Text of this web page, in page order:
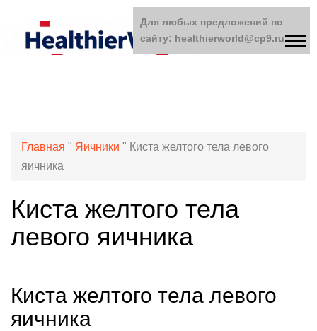
Главная " Яичники " Киста желтого тела левого
яичника
Киста желтого тела
левого яичника
Киста желтого тела левого
яичника
Для любых предложений по
сайту: healthierworld@cp9.ru